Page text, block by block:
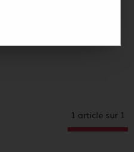
1 article sur 1